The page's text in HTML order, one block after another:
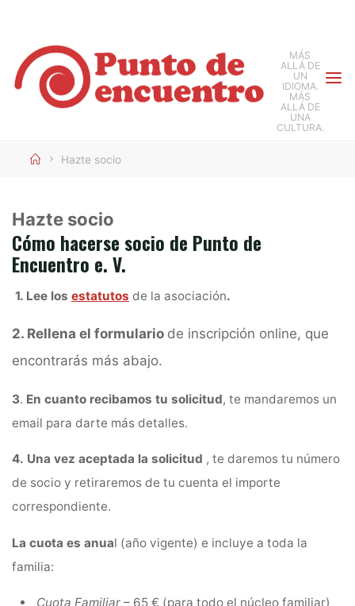
contenido
MÁS
ALLÁ DE
UN
IDIOMA.
MÁS
ALLÁ DE
UNA
CULTURA.
InicioHazte socio
Hazte socio
Cómo hacerse socio de Punto de
Encuentro e. V.
1. Lee losestatutos de la asociación.
2. Rellena el formulario de inscripción online, que
encontrarás más abajo.
3. En cuanto recibamos tu solicitud, te mandaremos un
email para darte más detalles.
4. Una vez aceptada la solicitud , te daremos tu número
de socio y retiraremos de tu cuenta el importe
correspondiente.
La cuota es anual (año vigente) e incluye a toda la
familia:
Cuota Familiar– 65 € (para todo el núcleo familiar)